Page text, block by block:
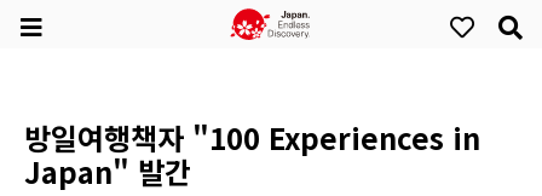
방일여행책자 "100 Experiences in
Japan" 발간